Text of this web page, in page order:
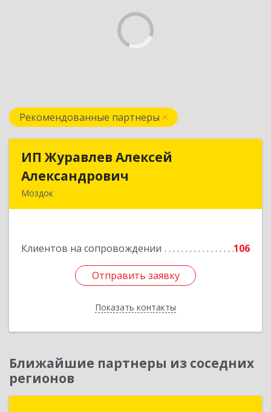
Рекомендованные партнеры
ИП Журавлев Алексей
Александрович
Моздок
Клиентов на сопровождении 106
Отправить заявку
Показать контакты
ИП Журавлев Алексей
Подробнее
Отправить заявку
Назад
Ближайшие партнеры из соседних
регионов